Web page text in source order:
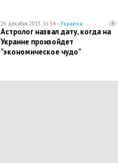
26 декабря 2015, 16:54 —Украина
Астролог назвал дату, когда на
Украине произойдет
"экономическое чудо"